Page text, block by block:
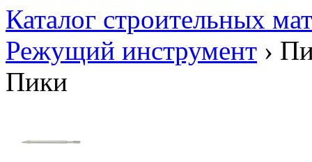
Каталог строительных
Режущий инструмент ›
Пики